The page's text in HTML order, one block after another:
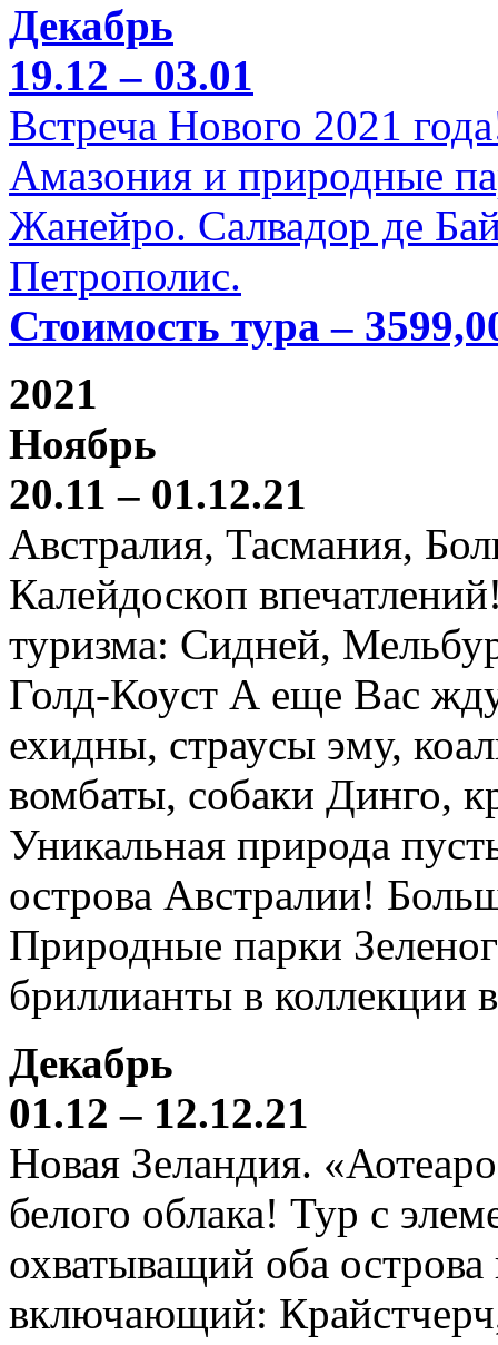
Декабрь
19.12 – 03.01
Встреча Нового 2021
Амазония и природные
Жанейро. Салвадор де
Петрополис.
Стоимость тура –
2021
Ноябрь
20.11 – 01.12.21
Австралия, Тасмания,
Калейдоскоп
туризма: Сидней,
Голд-Коуст А еще Вас
ехидны, страусы эму,
вомбаты, собаки Динго,
Уникальная природа
острова Австралии!
Природные парки
бриллианты в коллекции
Декабрь
01.12 – 12.12.21
Новая Зеландия.
белого облака! Тур с
охватыващий оба
включающий: